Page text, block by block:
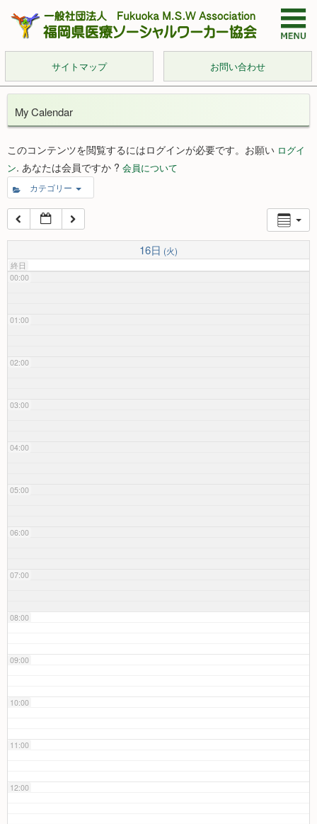
サイトマップ お問い合わせ
My Calendar
このコンテンツを閲覧するにはログインが必要です。お願い ログイ
ン. あなたは会員ですか ? 会員について
カテゴリー
16日 (火)
終日
00:00
01:00
02:00
03:00
04:00
05:00
06:00
07:00
08:00
09:00
10:00
11:00
12:00